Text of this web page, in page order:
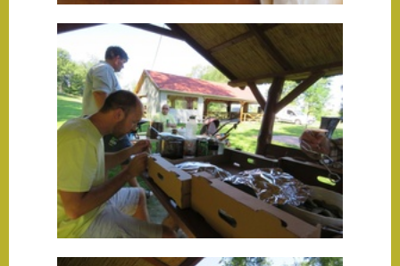
Önkormányzat
E-önkormányzatok
Egyesület
Közérdekű adatok
Hirdetmények